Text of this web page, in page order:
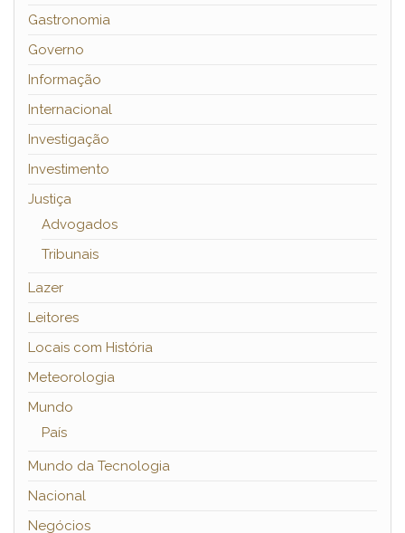
Gastronomia
Governo
Informação
Internacional
Investigação
Investimento
Justiça
Advogados
Tribunais
Lazer
Leitores
Locais com História
Meteorologia
Mundo
País
Mundo da Tecnologia
Nacional
Negócios